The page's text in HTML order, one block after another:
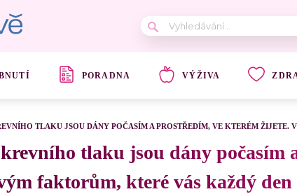
PORADNA VÝŽIVA
TLAKU JSOU DÁNY POČASÍM A PROSTŘEDÍM, VE KTERÉM
tlaku jsou dány počasím
faktorům, které vás každý